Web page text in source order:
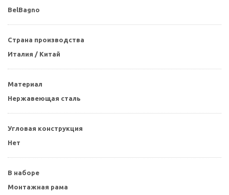
BelBagno
Страна производства
Италия / Китай
Материал
Нержавеющая сталь
Угловая конструкция
Нет
В наборе
Монтажная рама